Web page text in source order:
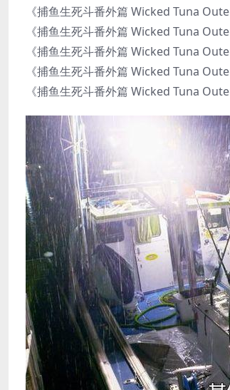
《捕鱼生死斗番外篇 Wicked Tuna
《捕鱼生死斗番外篇 Wicked Tuna
《捕鱼生死斗番外篇 Wicked Tuna
《捕鱼生死斗番外篇 Wicked Tuna
《捕鱼生死斗番外篇 Wicked Tuna